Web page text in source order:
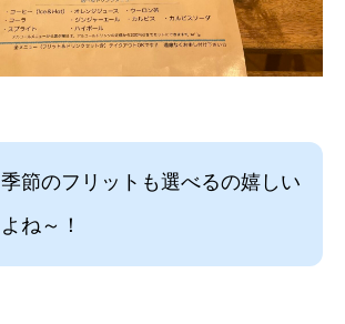
季節のフリットも選べるの嬉しい
よね～！